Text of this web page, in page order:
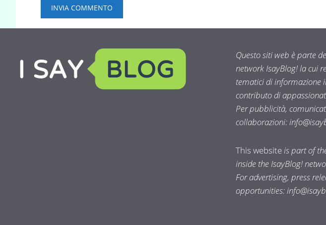
Questo siti web è parte
network IsayBlog! la cui
tematici di informazione
contributo di
Per pubblicità,
collaborazioni:
This websiteis part of
inside the IsayBlog!
For advertising, press
opportunities: